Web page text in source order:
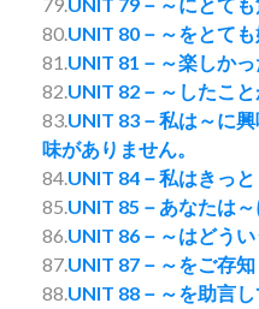
80.UNIT 80－～をとても
81.UNIT 81－～楽しかっ
82.UNIT 82－～したこと
83.UNIT 83－私は～に
味がありません。
84.UNIT 84－私はきっと
85.UNIT 85－あなたは～
86.UNIT 86－～はどうい
87.UNIT 87－～をご存知
88.UNIT 88－～を助言し